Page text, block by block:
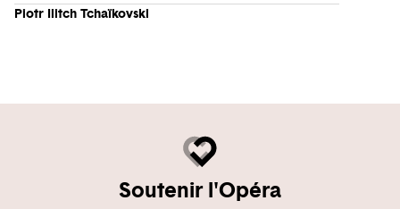
Piotr Ilitch Tchaïkovski
Soutenir l'Opéra